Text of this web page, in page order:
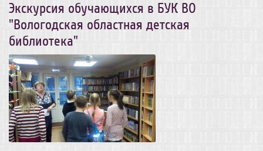
Экскурсия обучающихся в БУК ВО
"Вологодская областная детская
библиотека"